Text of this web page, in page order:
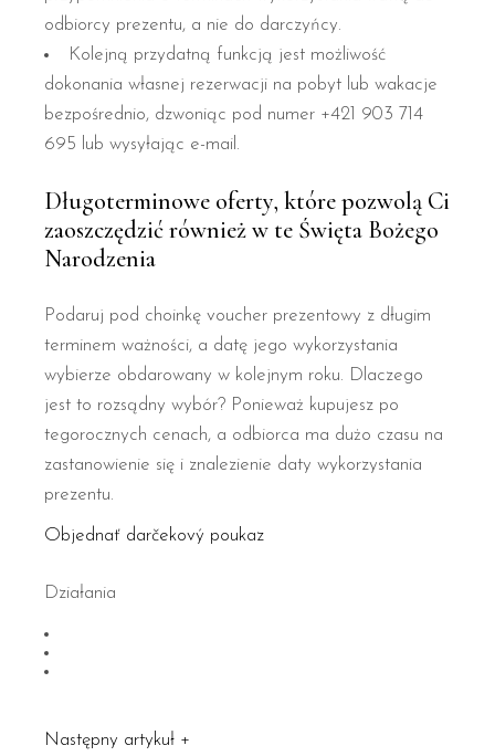
odbiorcy prezentu, a nie do darczyńcy.
Kolejną przydatną funkcją jest możliwość
dokonania własnej rezerwacji na pobyt lub wakacje
bezpośrednio, dzwoniąc pod numer +421 903 714
695 lub wysyłając e-mail.
Długoterminowe oferty, które pozwolą Ci
zaoszczędzić również w te Święta Bożego
Narodzenia
Podaruj pod choinkę voucher prezentowy z długim
terminem ważności, a datę jego wykorzystania
wybierze obdarowany w kolejnym roku. Dlaczego
jest to rozsądny wybór? Ponieważ kupujesz po
tegorocznych cenach, a odbiorca ma dużo czasu na
zastanowienie się i znalezienie daty wykorzystania
prezentu.
Objednať darčekový poukaz
Działania
Następny artykuł +